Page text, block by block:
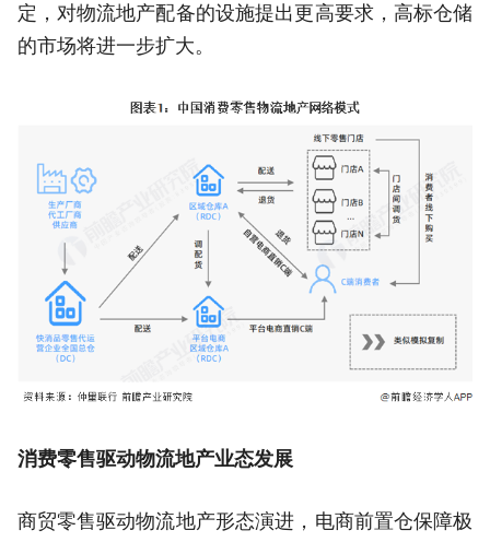
定，对物流地产配备的设施提出更高要求，高标仓储
的市场将进一步扩大。
消费零售驱动物流地产业态发展
商贸零售驱动物流地产形态演进，电商前置仓保障极